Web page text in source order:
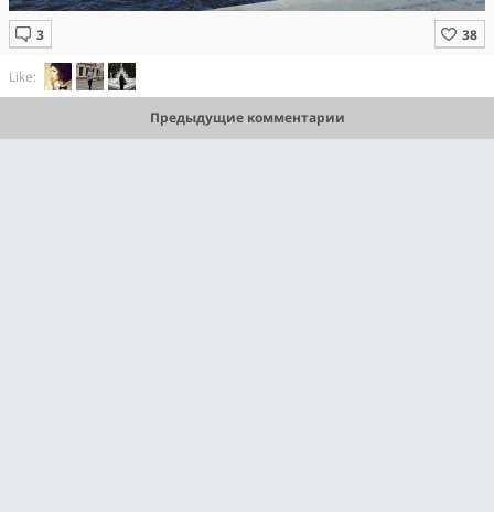
Like:
Предыдущие комментарии